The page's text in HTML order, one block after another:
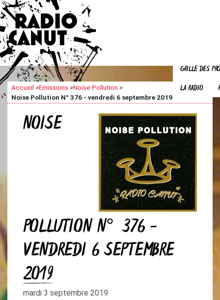
GRILLE DES
LA RADIO
Accueil >Emissions >Noise Pollution >
Noise Pollution N° 376 - vendredi 6 septembre 2019
NOISE
POLLUTION N° 376 -
VENDREDI 6 SEPTEMBRE
2019
mardi 3 septembre 2019